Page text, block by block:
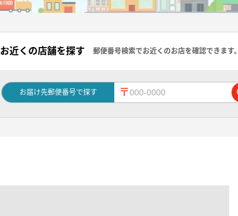
お近くの店舗を探す 郵便番号検索でお近くのお店を確認できます。
お届け先郵便番号で探す 〒